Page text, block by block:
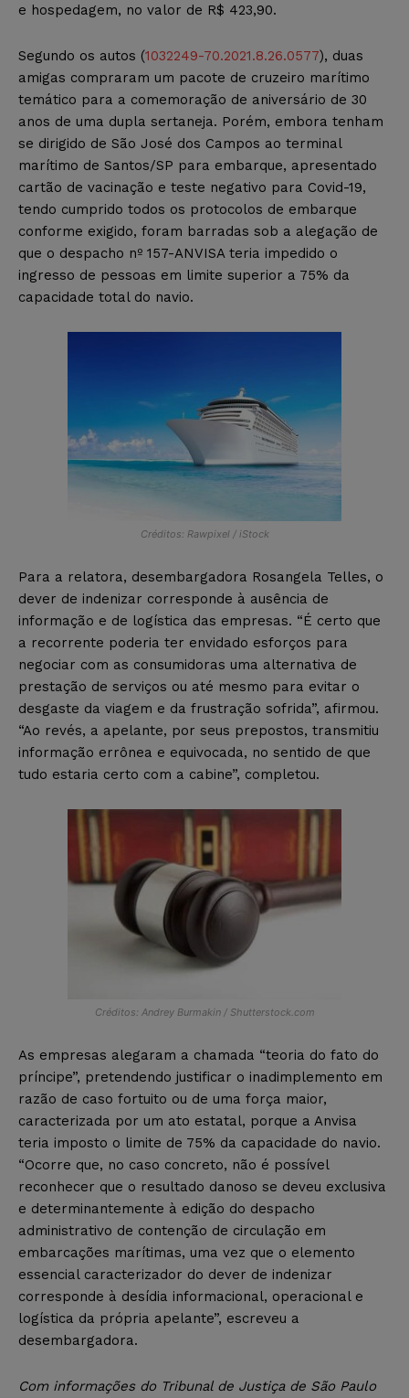
e hospedagem, no valor de R$ 423,90.
Segundo os autos (1032249-70.2021.8.26.0577), duas
amigas compraram um pacote de cruzeiro marítimo
temático para a comemoração de aniversário de 30
anos de uma dupla sertaneja. Porém, embora tenham
se dirigido de São José dos Campos ao terminal
marítimo de Santos/SP para embarque, apresentado
cartão de vacinação e teste negativo para Covid-19,
tendo cumprido todos os protocolos de embarque
conforme exigido, foram barradas sob a alegação de
que o despacho nº 157-ANVISA teria impedido o
ingresso de pessoas em limite superior a 75% da
capacidade total do navio.
Créditos: Rawpixel / iStock
Para a relatora, desembargadora Rosangela Telles, o
dever de indenizar corresponde à ausência de
informação e de logística das empresas. “É certo que
a recorrente poderia ter envidado esforços para
negociar com as consumidoras uma alternativa de
prestação de serviços ou até mesmo para evitar o
desgaste da viagem e da frustração sofrida”, afirmou.
“Ao revés, a apelante, por seus prepostos, transmitiu
informação errônea e equivocada, no sentido de que
tudo estaria certo com a cabine”, completou.
Créditos: Andrey Burmakin / Shutterstock.com
As empresas alegaram a chamada “teoria do fato do
príncipe”, pretendendo justificar o inadimplemento em
razão de caso fortuito ou de uma força maior,
caracterizada por um ato estatal, porque a Anvisa
teria imposto o limite de 75% da capacidade do navio.
“Ocorre que, no caso concreto, não é possível
reconhecer que o resultado danoso se deveu exclusiva
e determinantemente à edição do despacho
administrativo de contenção de circulação em
embarcações marítimas, uma vez que o elemento
essencial caracterizador do dever de indenizar
corresponde à desídia informacional, operacional e
logística da própria apelante”, escreveu a
desembargadora.
Com informações do Tribunal de Justiça de São Paulo